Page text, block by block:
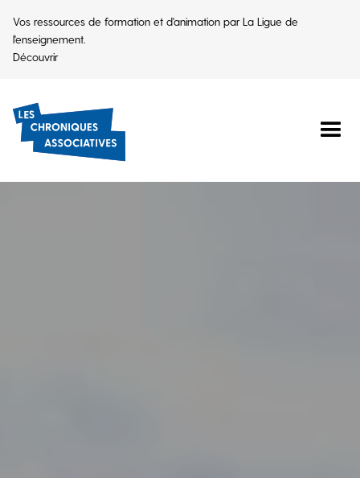
Vos ressources de formation et d'animation par La Ligue de
l'enseignement.
Découvrir